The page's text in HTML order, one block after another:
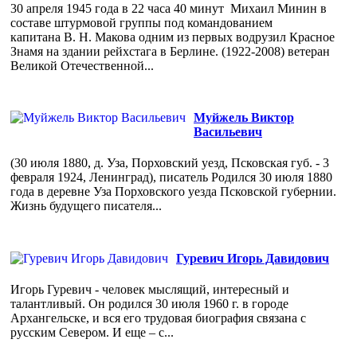
30 апреля 1945 года в 22 часа 40 минут Михаил Минин в
составе штурмовой группы под командованием
капитана В. Н. Макова одним из первых водрузил Красное
Знамя на здании рейхстага в Берлине. (1922-2008) ветеран
Великой Отечественной...
Муйжель Виктор
Васильевич
(30 июля 1880, д. Уза, Порховский уезд, Псковская губ. - 3
февраля 1924, Ленинград), писатель Родился 30 июля 1880
года в деревне Уза Порховского уезда Псковской губернии.
Жизнь будущего писателя...
Гуревич Игорь Давидович
Игорь Гуревич - человек мыслящий, интересный и
талантливый. Он родился 30 июля 1960 г. в городе
Архангельске, и вся его трудовая биография связана с
русским Севером. И еще – с...